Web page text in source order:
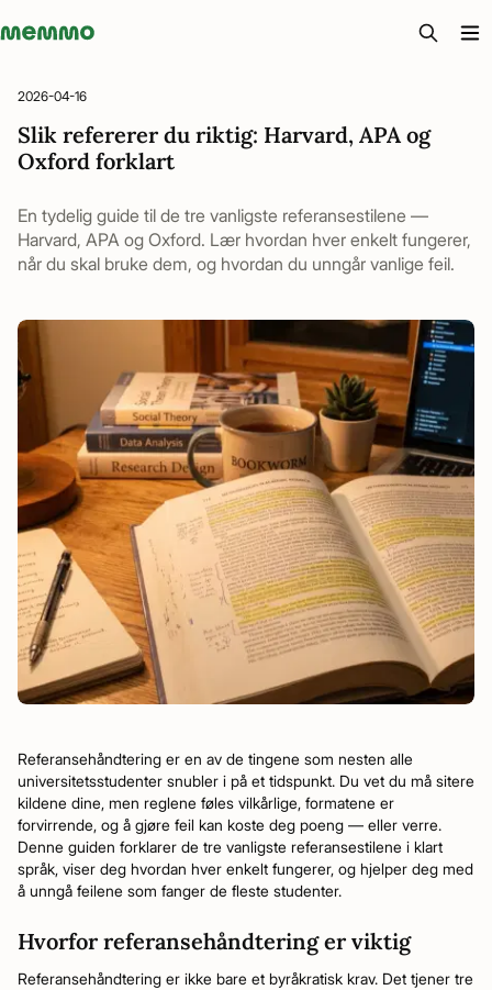
Memmo - AI-verktyg och digital kurslitteratur
2026-04-16
Slik refererer du riktig: Harvard, APA og
Oxford forklart
En tydelig guide til de tre vanligste referansestilene —
Harvard, APA og Oxford. Lær hvordan hver enkelt fungerer,
når du skal bruke dem, og hvordan du unngår vanlige feil.
Referansehåndtering er en av de tingene som nesten alle
universitetsstudenter snubler i på et tidspunkt. Du vet du må sitere
kildene dine, men reglene føles vilkårlige, formatene er
forvirrende, og å gjøre feil kan koste deg poeng — eller verre.
Denne guiden forklarer de tre vanligste referansestilene i klart
språk, viser deg hvordan hver enkelt fungerer, og hjelper deg med
å unngå feilene som fanger de fleste studenter.
Hvorfor referansehåndtering er viktig
Referansehåndtering er ikke bare et byråkratisk krav. Det tjener tre